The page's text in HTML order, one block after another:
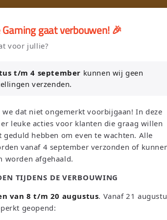
of TCG collectie aan Retro Empire →
Trading Card Games
Pop! Bordspellen Sale!
Niederlande | EUR €
S
p
r
a
h
e
Deutsch Suchen
gaat verbouwen! 🎉
voor jullie?
t/m 4 september kunnen wij geen
verzenden.
dat niet ongemerkt voorbijgaan! In deze
leuke acties voor klanten die graag willen
geduld hebben om even te wachten. Alle
vanaf 4 september verzonden of
worden afgehaald.
TIJDENS DE VERBOUWING
van 8 t/m 20 augustus. Vanaf 21
geopend: